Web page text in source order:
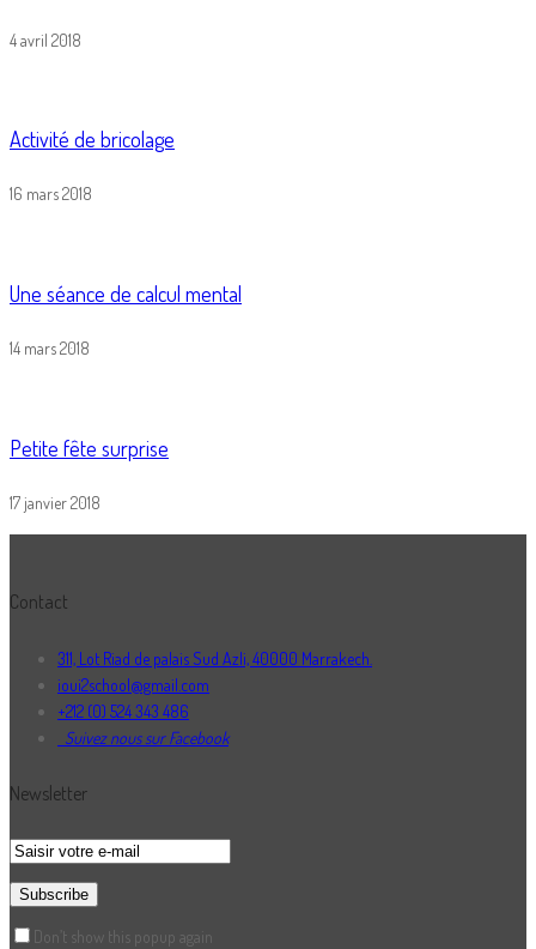
4 avril 2018
Activité de bricolage
16 mars 2018
Une séance de calcul mental
14 mars 2018
Petite fête surprise
17 janvier 2018
Contact
311, Lot Riad de palais Sud Azli, 40000 Marrakech.
ioui2school@gmail.com
+212 (0) 524 343 486
Suivez nous sur Facebook
Newsletter
Don’t show this popup again